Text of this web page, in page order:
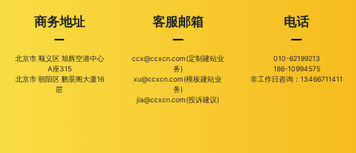
商务地址
北京市 顺义区 旭辉空港中心
A座315
北京市 朝阳区 鹏景阁大厦16
层
客服邮箱
ccx@ccxcn.com(定制建站业
务)
xu@ccxcn.com(模板建站业
务)
jia@ccxcn.com(投诉建议)
电话
010-62199213
186-10994575
非工作日咨询：13466711411